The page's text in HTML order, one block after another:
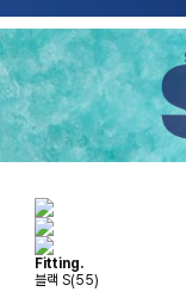
Fitting.
블랙 S(55)